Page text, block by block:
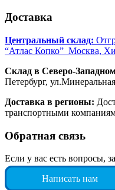
Доставка
Центральный склад:
“Атлас Копко” Москва,
Склад в Северо-
Петербург,
Доставка в регионы:
транспортными
Обратная связь
Если у вас есть вопросы,
Написать нам